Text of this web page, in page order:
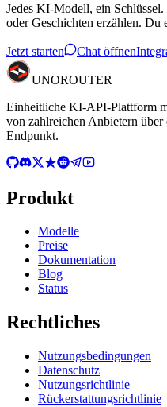
Jedes KI-Modell, ein
oder Geschichten erzählen. Du
Jetzt starten Chat öffnen
UNOROUTER
Einheitliche KI-API-Plattform
von zahlreichen Anbietern
Endpunkt.
Produkt
Modelle
Preise
Dokumentation
Blog
Status
Rechtliches
Nutzungsbedingungen
Datenschutz
Nutzungsrichtlinie
Rückerstattungsrichtlinie